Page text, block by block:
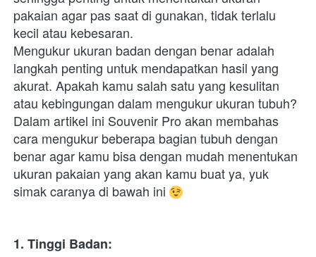
pakaian agar pas saat di gunakan, tidak terlalu
kecil atau kebesaran.
Mengukur ukuran badan dengan benar adalah
langkah penting untuk mendapatkan hasil yang
akurat. Apakah kamu salah satu yang kesulitan
atau kebingungan dalam mengukur ukuran tubuh?
Dalam artikel ini Souvenir Pro akan membahas
cara mengukur beberapa bagian tubuh dengan
benar agar kamu bisa dengan mudah menentukan
ukuran pakaian yang akan kamu buat ya, yuk
simak caranya di bawah ini
1. Tinggi Badan: